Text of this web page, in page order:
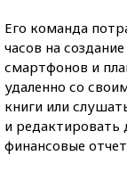
Его команда
часов на
смартфонов и
удаленно со
книги или
и редактировать
финансовые